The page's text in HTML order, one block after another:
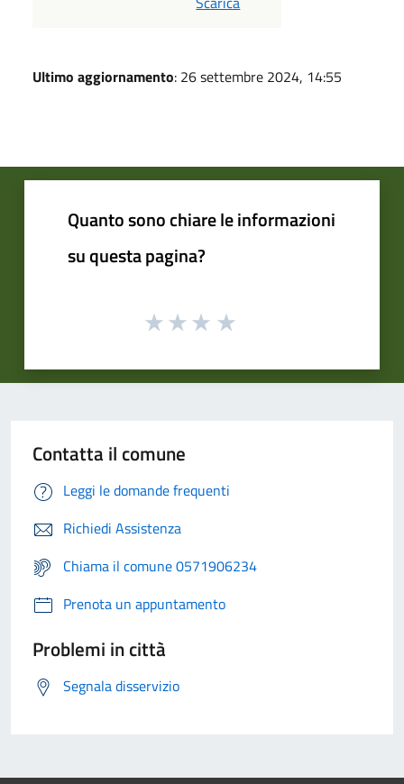
Ultimo aggiornamento: 26 settembre 2024, 14:55
Quanto sono chiare le informazioni
su questa pagina?
Contatta il comune
Leggi le domande frequenti
Richiedi Assistenza
Chiama il comune 0571906234
Prenota un appuntamento
Problemi in città
Segnala disservizio